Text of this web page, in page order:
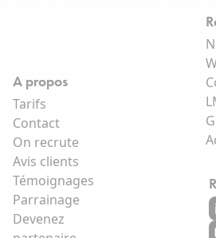
A propos
Tarifs
Contact
On recrute
Avis clients
Témoignages
Parrainage
Devenez